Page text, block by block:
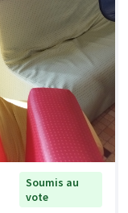
Soumis au
vote